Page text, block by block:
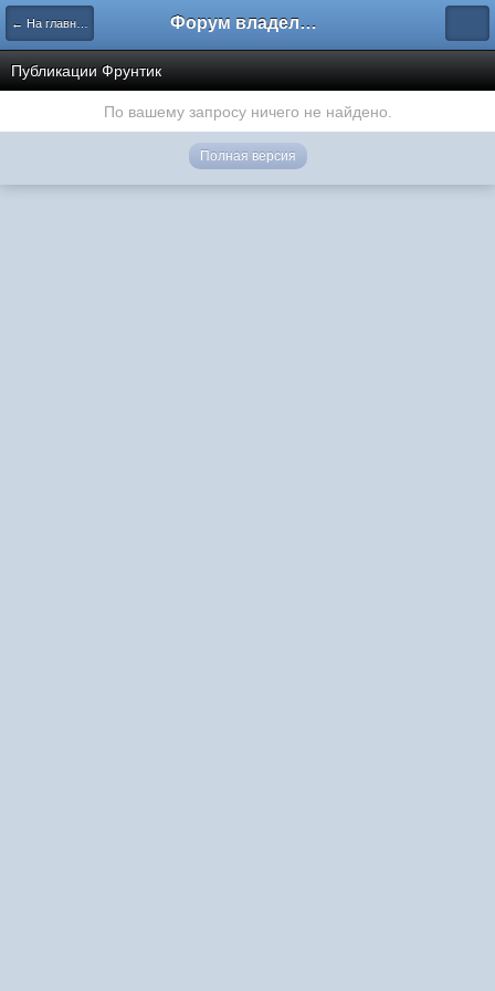
← На главную Форум владельцев интернет-магазинов
Публикации Фрунтик
По вашему запросу ничего не найдено.
Полная версия